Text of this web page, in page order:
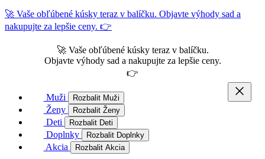
🚀 Vaše obľúbené kúsky teraz v balíčku. Objavte výhody sad a
nakupujte za lepšie ceny. 👉
🚀 Vaše obľúbené kúsky teraz v balíčku.
Objavte výhody sad a nakupujte za lepšie ceny.
👉
Muži Rozbalit Muži
Ženy Rozbalit Ženy
Deti Rozbalit Deti
Doplnky Rozbalit Doplnky
Akcia Rozbalit Akcia